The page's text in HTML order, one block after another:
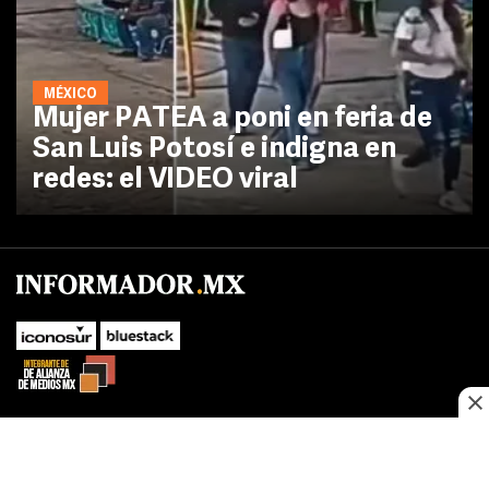
MÉXICO
Mujer PATEA a poni en feria de
San Luis Potosí e indigna en
redes: el VIDEO viral